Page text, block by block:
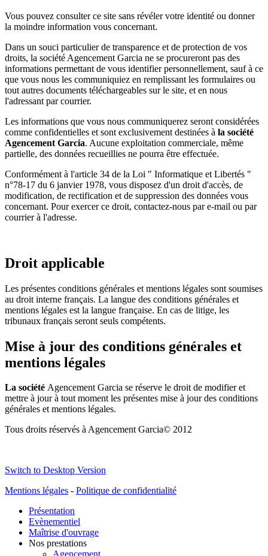
Vous pouvez consulter ce site sans révéler votre identité ou donner
la moindre information vous concernant.
Dans un souci particulier de transparence et de protection de vos
droits, la société Agencement Garcia ne se procureront pas des
informations permettant de vous identifier personnellement, sauf à ce
que vous nous les communiquiez en remplissant les formulaires ou
tout autres documents téléchargeables sur le site, et en nous
l'adressant par courrier.
Les informations que vous nous communiquerez seront considérées
comme confidentielles et sont exclusivement destinées à la société
Agencement Garcia. Aucune exploitation commerciale, même
partielle, des données recueillies ne pourra être effectuée.
Conformément à l'article 34 de la Loi " Informatique et Libertés "
n°78-17 du 6 janvier 1978, vous disposez d'un droit d'accès, de
modification, de rectification et de suppression des données vous
concernant. Pour exercer ce droit, contactez-nous par e-mail ou par
courrier à l'adresse.
Droit applicable
Les présentes conditions générales et mentions légales sont soumises
au droit interne français. La langue des conditions générales et
mentions légales est la langue française. En cas de litige, les
tribunaux français seront seuls compétents.
Mise à jour des conditions générales et
mentions légales
La société Agencement Garcia se réserve le droit de modifier et
mettre à jour à tout moment les présentes mise à jour des conditions
générales et mentions légales.
Tous droits réservés àAgencement Garcia© 2012
Switch to Desktop Version
Mentions légales - Politique de confidentialité
Présentation
Evènementiel
Maîtrise d'ouvrage
Nos prestations